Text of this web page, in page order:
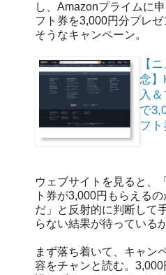
し、Amazonプライムに
フト券を3,000円分プレ
そうなキャンペーン。
【
念】
入
で
フト
ウェブサイトを見ると、
ト券が3,000円もらえる
だ」と反射的に判断して
らない結果が待っている
まず落ち着いて、キャン
容をチャンと読む。